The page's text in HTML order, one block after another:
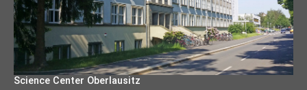
Science Center Oberlausitz